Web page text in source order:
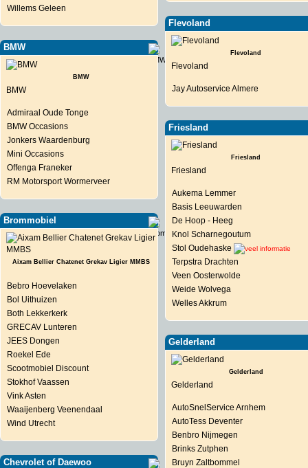
Willems Geleen
BMW
BMW
BMW
Admiraal Oude Tonge
BMW Occasions
Jonkers Waardenburg
Mini Occasions
Offenga Franeker
RM Motorsport Wormerveer
Brommobiel
Aixam Bellier Chatenet Grekav Ligier MMBS
Bebro Hoevelaken
Bol Uithuizen
Both Lekkerkerk
GRECAV Lunteren
JEES Dongen
Roekel Ede
Scootmobiel Discount
Stokhof Vaassen
Vink Asten
Waaijenberg Veenendaal
Wind Utrecht
Chevrolet of Daewoo
Flevoland
Flevoland
Flevoland
Jay Autoservice Almere
Friesland
Friesland
Friesland
Aukema Lemmer
Basis Leeuwarden
De Hoop - Heeg
Knol Scharnegoutum
Stol Oudehaske
Terpstra Drachten
Veen Oosterwolde
Weide Wolvega
Welles Akkrum
Gelderland
Gelderland
Gelderland
AutoSnelService Arnhem
AutoTess Deventer
Benbro Nijmegen
Brinks Zutphen
Bruyn Zaltbommel